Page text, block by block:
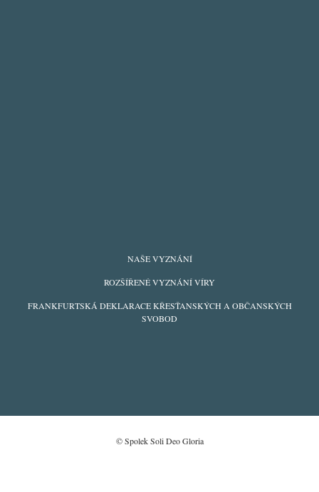
NAŠE VYZNÁNÍ
ROZŠÍŘENÉ VYZNÁNÍ VÍRY
FRANKFURTSKÁ DEKLARACE KŘESŤANSKÝCH A OBČANSKÝCH
SVOBOD
© Spolek Soli Deo Gloria